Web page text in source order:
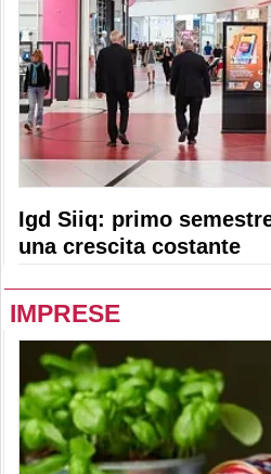
Igd Siiq: primo
una crescita costante
IMPRESE